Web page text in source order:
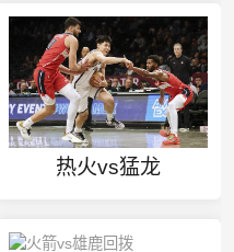
热火vs猛龙